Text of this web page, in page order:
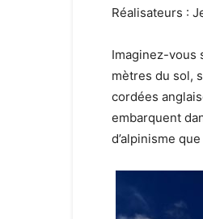
Réalisateurs :
Imaginez-vous
mètres du sol,
cordées
embarquent
d’alpinisme